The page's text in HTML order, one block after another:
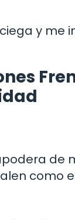
y me
de
como